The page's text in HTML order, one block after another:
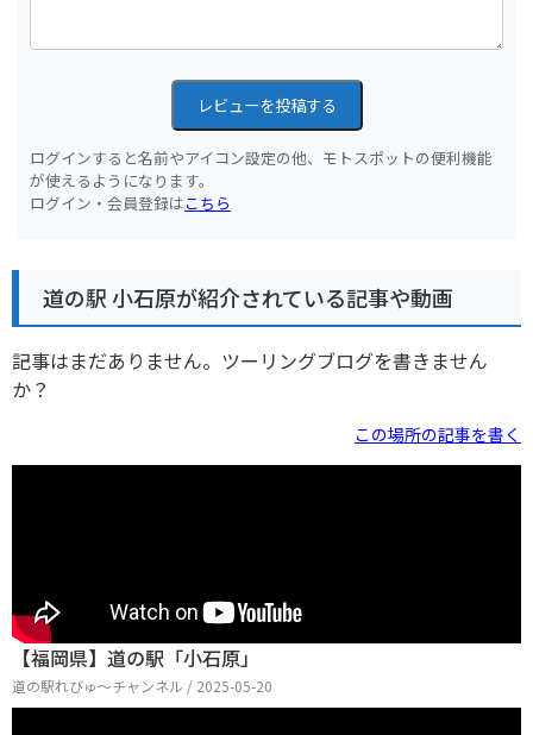
レビューを投稿する
ログインすると名前やアイコン設定の他、モトスポットの便利機能
が使えるようになります。
ログイン・会員登録はこちら
道の駅 小石原が紹介されている記事や動画
記事はまだありません。ツーリングブログを書きません
か？
この場所の記事を書く
【福岡県】道の駅「小石原」
道の駅れびゅ〜チャンネル / 2025-05-20